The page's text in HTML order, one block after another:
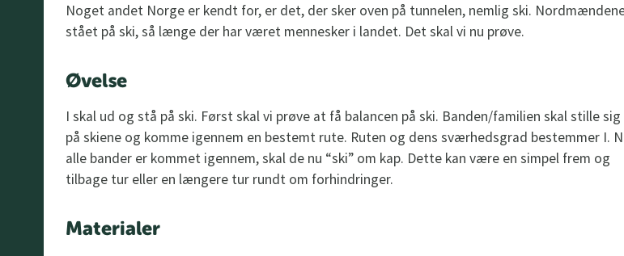
Noget andet Norge er kendt for, er det, der sker oven på tunnelen, nemlig ski.
stået på ski, så længe der har været mennesker i landet. Det skal vi nu prøve.
Øvelse
I skal ud og stå på ski. Først skal vi prøve at få balancen på ski. Banden/familien skal stille sig
på skiene og komme igennem en bestemt rute. Ruten og dens sværhedsgrad bestemmer I.
alle bander er kommet igennem, skal de nu “ski” om kap. Dette kan være en simpel frem og
tilbage tur eller en længere tur rundt om forhindringer.
Materialer